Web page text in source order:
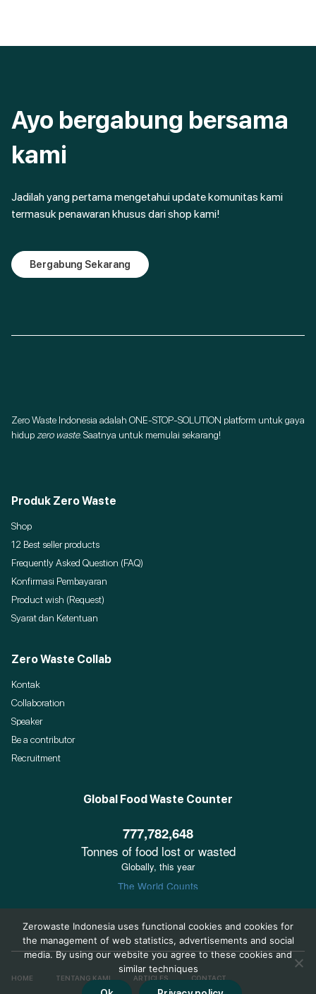
Ayo bergabung bersama
kami
Jadilah yang pertama mengetahui update komunitas kami
termasuk penawaran khusus dari shop kami!
Bergabung Sekarang
Zero Waste Indonesia adalah ONE-STOP-SOLUTION platform untuk gaya
hidup zero waste. Saatnya untuk memulai sekarang!
Produk Zero Waste
Shop
12 Best seller products
Frequently Asked Question (FAQ)
Konfirmasi Pembayaran
Product wish (Request)
Syarat dan Ketentuan
Zero Waste Collab
Kontak
Collaboration
Speaker
Be a contributor
Recruitment
Global Food Waste Counter
HOME TENTANG KAMI ARTICLES CONTACT
Zerowaste Indonesia uses functional cookies and cookies for
the management of web statistics, advertisements and social
media. By using our website you agree to these cookies and
similar techniques